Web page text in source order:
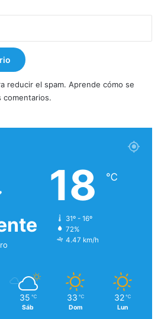
reducir el spam. Aprende cómo se
comentarios.
18 ℃
31º - 16º
72%
4.47 km/h
35 ℃
Sáb
33 ℃
Dom
32 ℃
Lun